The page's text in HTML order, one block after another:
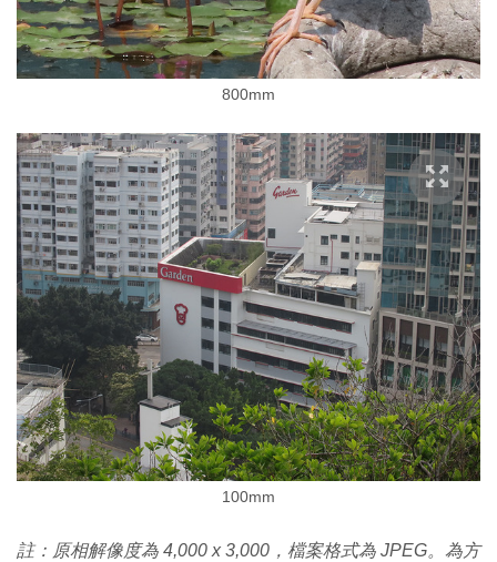
800mm
100mm
註：原相解像度為 4,000 x 3,000，檔案格式為 JPEG。為方